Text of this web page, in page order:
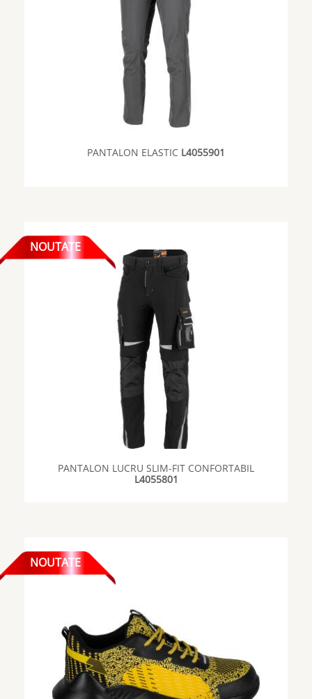
PANTALON ELASTIC L4055901
NOUTATE
PANTALON LUCRU SLIM-FIT CONFORTABIL
L4055801
NOUTATE